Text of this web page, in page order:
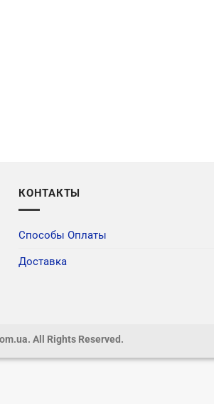
КОНТАКТЫ
Способы Оплаты
Доставка
All Rights Reserved.